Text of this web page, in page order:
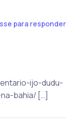
para responder
ijo-dudu-
bahia/ […]